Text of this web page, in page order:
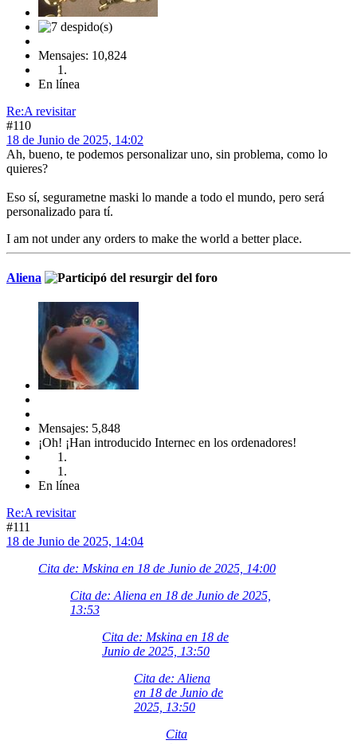
Mensajes: 10,824
En línea
Re:A revisitar
#110
18 de Junio de 2025, 14:02
Ah, bueno, te podemos personalizar uno, sin problema, como lo
quieres?
Eso sí, segurametne maski lo mande a todo el mundo, pero será
personalizado para tí.
I am not under any orders to make the world a better place.
Aliena
Mensajes: 5,848
¡Oh! ¡Han introducido Internec en los ordenadores!
En línea
Re:A revisitar
#111
18 de Junio de 2025, 14:04
Cita de: Mskina en 18 de Junio de 2025, 14:00
Cita de: Aliena en 18 de Junio de 2025,
13:53
Cita de: Mskina en 18 de
Junio de 2025, 13:50
Cita de: Aliena
en 18 de Junio de
2025, 13:50
Cita